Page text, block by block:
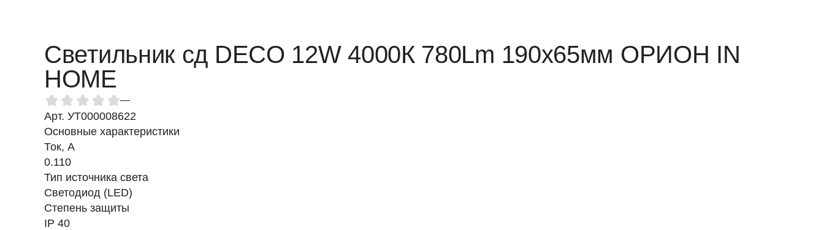
Светильник cд DECO 12W 4000К 780Lm 190х65мм ОРИОН IN
HOME
—
Арт. УТ000008622
Основные характеристики
Ток, A
0.110
Тип источника света
Светодиод (LED)
Степень защиты
IP 40